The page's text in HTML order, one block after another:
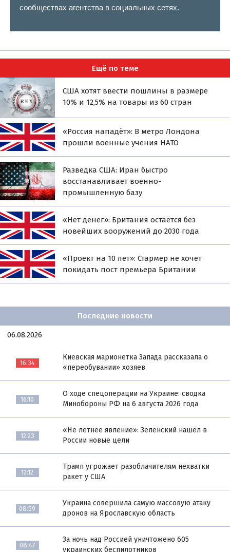
сообществах агентства в социальных сетях.
Ещё по теме
США хотят ввести пошлины в размере
10% и 12,5% на товары из 60 стран
«Россия нападёт»: В метро Лондона
прошли военные учения НАТО
Разведка США: Иран быстро
восстанавливает военно-
промышленную базу
«Нет денег»: Британия остаётся без
новейших вооружений до 2030 года
«Проект на 10 лет»: Стармер не хочет
покидать пост премьера Британии
Последние новости
06.08.2026
16:34
Киевская марионетка Запада рассказала о
«переобувании» хозяев
16:10
О ходе спецоперации на Украине: сводка
Минобороны РФ на 6 августа 2026 года
12:23
«Не летнее явление»: Зеленский нашёл в
России новые цели
12:12
Трамп угрожает разоблачителям нехватки
ракет у США
08:59
Украина совершила самую массовую атаку
дронов на Ярославскую область
08:47
За ночь над Россией уничтожено 605
украинских беспилотников